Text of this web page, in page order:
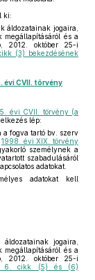
ki:
áldozatainak jogaira,
megállapításáról és a
2012. október 25-i
(3) bekezdésének
évi CVII. törvény
évi CVII. törvény (a
lép:
a fogva tartó bv. szerv
1998. évi XIX. törvény
személynek a
szabadulásáról
adatokat.
adatokat kell
jogaira,
megállapításáról és a
2012. október 25-i
6. cikk (5) és (6)